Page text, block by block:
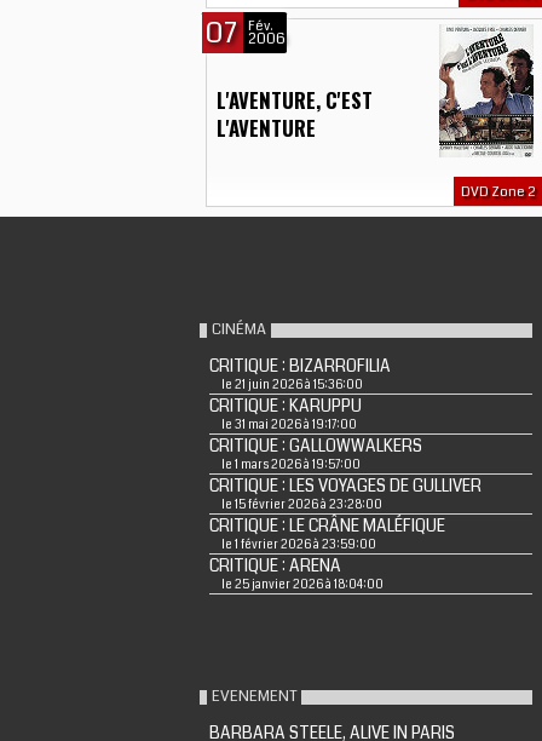
07 Fév.
2006
L'AVENTURE, C'EST
L'AVENTURE
DVD Zone 2
CINÉMA
CRITIQUE : BIZARROFILIA
le 21 juin 2026 à 15:36:00
CRITIQUE : KARUPPU
le 31 mai 2026 à 19:17:00
CRITIQUE : GALLOWWALKERS
le 1 mars 2026 à 19:57:00
CRITIQUE : LES VOYAGES DE GULLIVER
le 15 février 2026 à 23:28:00
CRITIQUE : LE CRÂNE MALÉFIQUE
le 1 février 2026 à 23:59:00
CRITIQUE : ARENA
le 25 janvier 2026 à 18:04:00
EVENEMENT
BARBARA STEELE, ALIVE IN PARIS